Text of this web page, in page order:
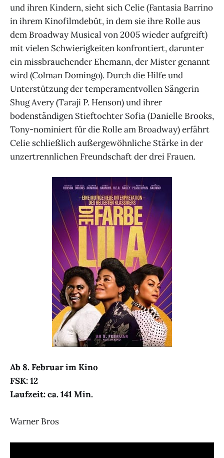
und ihren Kindern, sieht sich Celie (Fantasia Barrino
in ihrem Kinofilmdebüt, in dem sie ihre Rolle aus
dem Broadway Musical von 2005 wieder aufgreift)
mit vielen Schwierigkeiten konfrontiert, darunter
ein missbrauchender Ehemann, der Mister genannt
wird (Colman Domingo). Durch die Hilfe und
Unterstützung der temperamentvollen Sängerin
Shug Avery (Taraji P. Henson) und ihrer
bodenständigen Stieftochter Sofia (Danielle Brooks,
Tony-nominiert für die Rolle am Broadway) erfährt
Celie schließlich außergewöhnliche Stärke in der
unzertrennlichen Freundschaft der drei Frauen.
Ab 8. Februar im Kino
FSK: 12
Laufzeit: ca. 141 Min.
Warner Bros